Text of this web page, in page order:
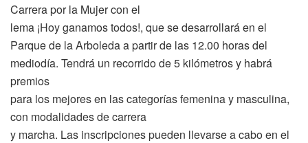
Carrera por la Mujer con el
lema ¡Hoy ganamos todos!, que se desarrollará en el
Parque de la Arboleda a partir de las 12.00 horas del
mediodía. Tendrá un recorrido de 5 kilómetros y habrá
premios
para los mejores en las categorías femenina y masculina,
con modalidades de carrera
y marcha. Las inscripciones pueden llevarse a cabo en el